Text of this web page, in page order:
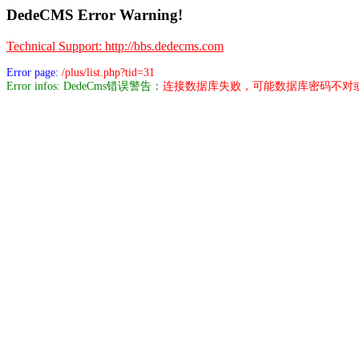
DedeCMS Error Warning!
Technical Support: http://bbs.dedecms.com
Error page: /plus/list.php?tid=31
Error infos: DedeCms错误警告： 连接数据库失败，可能数据库密码不对